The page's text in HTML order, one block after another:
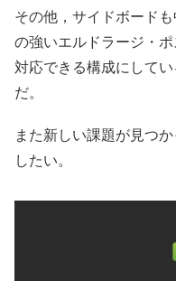
その他，サイドボード
の強いエルドラージ・
対応できる構成にして
だ。
また新しい課題が見つ
したい。